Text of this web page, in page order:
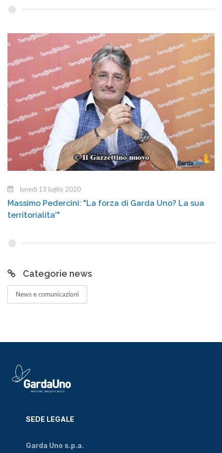
lunedì 13 luglio 2020
Massimo Pedercini: "La forza di Garda Uno? La sua
territorialita'"
Categorie news
News e comunicazioni
SEDE LEGALE
Garda Uno s.p.a.